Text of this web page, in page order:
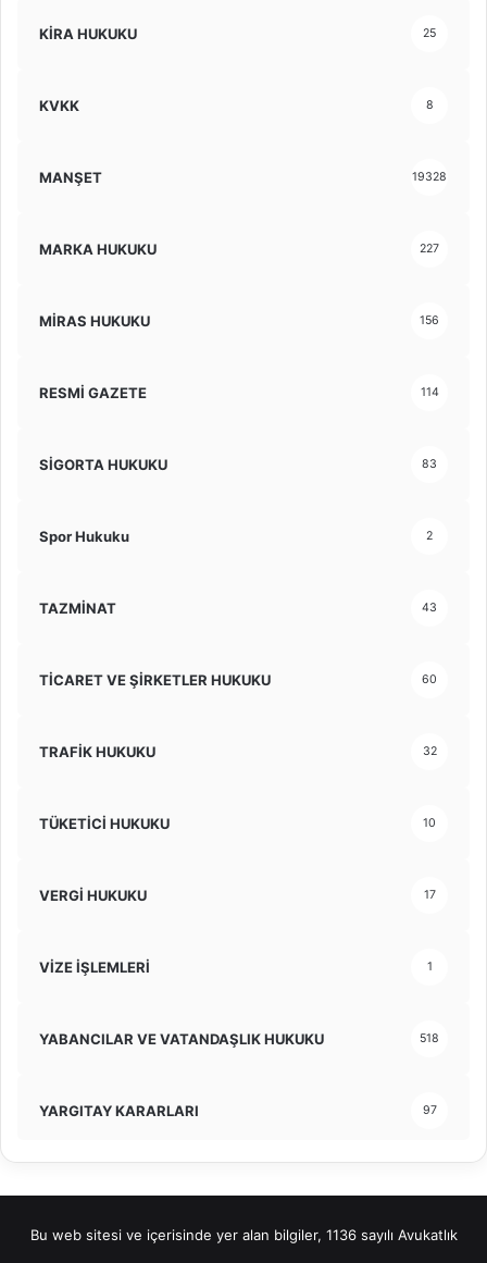
KİRA HUKUKU 25
KVKK 8
MANŞET 19328
MARKA HUKUKU 227
MİRAS HUKUKU 156
RESMİ GAZETE 114
SİGORTA HUKUKU 83
Spor Hukuku 2
TAZMİNAT 43
TİCARET VE ŞİRKETLER HUKUKU 60
TRAFİK HUKUKU 32
TÜKETİCİ HUKUKU 10
VERGİ HUKUKU 17
VİZE İŞLEMLERİ 1
YABANCILAR VE VATANDAŞLIK HUKUKU 518
YARGITAY KARARLARI 97
Bu web sitesi ve içerisinde yer alan bilgiler, 1136 sayılı Avukatlık